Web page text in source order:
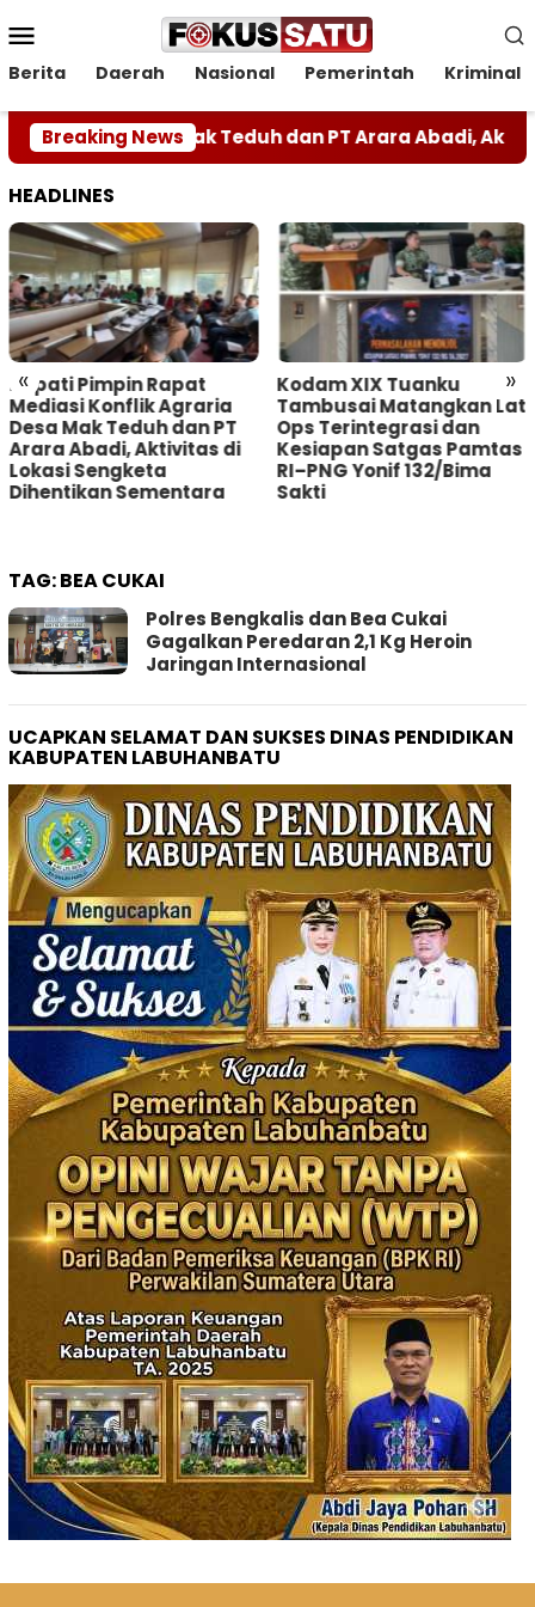
ke
kontenMobile
Berita Daerah Nasional Pemerintah Kriminal
Breaking News
Desa Mak Teduh dan PT Arara Abadi, Aktivitas
HEADLINES
« »
Bupati Pimpin Rapat
Mediasi Konflik Agraria
Desa Mak Teduh dan PT
Arara Abadi, Aktivitas di
Lokasi Sengketa
Dihentikan Sementara
Kodam XIX Tuanku
Tambusai Matangkan Lat
Ops Terintegrasi dan
Kesiapan Satgas Pamtas
RI–PNG Yonif 132/Bima
Sakti
TAG:BEA CUKAI
Polres Bengkalis dan Bea Cukai
Gagalkan Peredaran 2,1 Kg Heroin
Jaringan Internasional
UCAPKAN SELAMAT DAN SUKSES DINAS PENDIDIKAN
KABUPATEN LABUHANBATU